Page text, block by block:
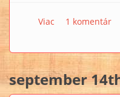
Viac o Čo sú
1 komentár
september